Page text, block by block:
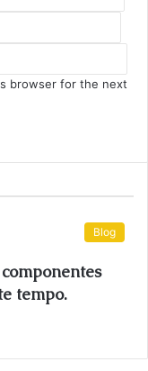
browser for the next
Blog
tempo.